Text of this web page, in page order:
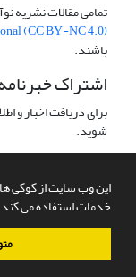
این وب سایت از کوکی ها
خدمات استفاده می
تمامی مقالات نشریه
(CC BY-NC 4.0)
باشند.
اشتراک
برای دریافت اخبار و
شوید.
سامانه مدیریت